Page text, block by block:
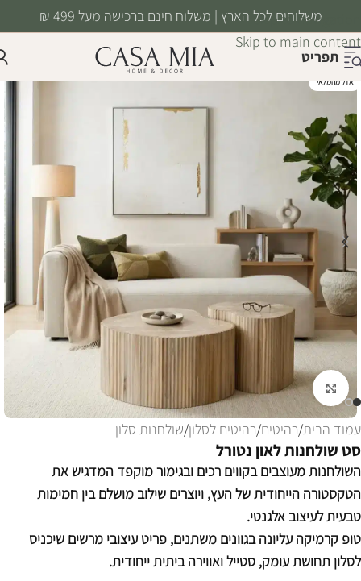
Skip to navigation
Skip to main content
משלוחים לכל הארץ | משלוח חינם ברכישה מעל 499 ₪
תפריט
אזל מהמלאי
לחצו להגדלה
עמוד הבית/רהיטים/רהיטים לסלון/שולחנות סלון
סט שולחנות לאון נטורל
השולחנות מעוצבים בקווים רכים ובגימור מוקפד המדגיש את
הטקסטורה הייחודית של העץ, ויוצרים שילוב מושלם בין חמימות
טבעית לעיצוב אלגנטי.
טופ קרמיקה עליונה בגוונים משתנים, פריט עיצובי מרשים שיכניס
לסלון תחושת עומק, סטייל ואווירה ביתית ייחודית.